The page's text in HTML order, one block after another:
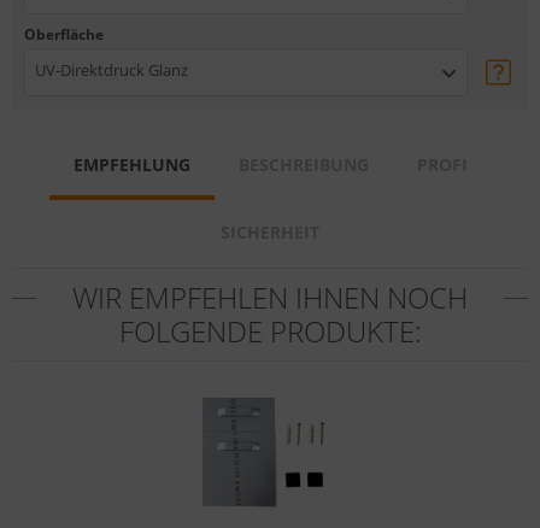
Oberfläche
UV-Direktdruck Glanz
EMPFEHLUNG
WIR EMPFEHLEN IHNEN NOCH
FOLGENDE PRODUKTE: